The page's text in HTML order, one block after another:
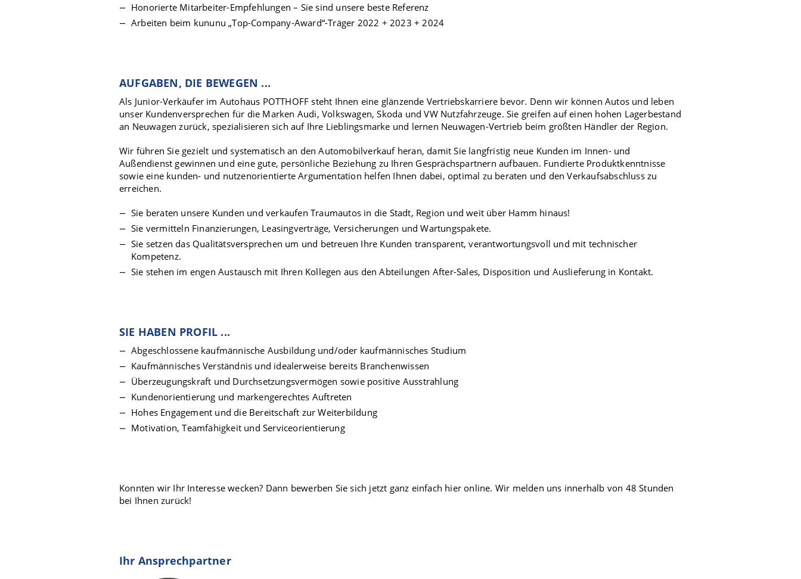
Honorierte Mitarbeiter-Empfehlungen – Sie sind unsere beste Referenz
Arbeiten beim kununu „Top-Company-Award“-Träger 2022 + 2023 + 2024
AUFGABEN, DIE BEWEGEN ...
Als Junior-Verkäufer im Autohaus POTTHOFF steht Ihnen eine glänzende Vertriebskarriere bevor. Denn wir können Autos und leben
unser Kundenversprechen für die Marken Audi, Volkswagen, Skoda und VW Nutzfahrzeuge. Sie greifen auf einen hohen Lagerbestand
an Neuwagen zurück, spezialisieren sich auf Ihre Lieblingsmarke und lernen Neuwagen-Vertrieb beim größten Händler der Region.
Wir führen Sie gezielt und systematisch an den Automobilverkauf heran, damit Sie langfristig neue Kunden im Innen- und
Außendienst gewinnen und eine gute, persönliche Beziehung zu Ihren Gesprächspartnern aufbauen. Fundierte Produktkenntnisse
sowie eine kunden- und nutzenorientierte Argumentation helfen Ihnen dabei, optimal zu beraten und den Verkaufsabschluss zu
erreichen.
Sie beraten unsere Kunden und verkaufen Traumautos in die Stadt, Region und weit über Hamm hinaus!
Sie vermitteln Finanzierungen, Leasingverträge, Versicherungen und Wartungspakete.
Sie setzen das Qualitätsversprechen um und betreuen Ihre Kunden transparent, verantwortungsvoll und mit technischer
Kompetenz.
Sie stehen im engen Austausch mit Ihren Kollegen aus den Abteilungen After-Sales, Disposition und Auslieferung in Kontakt.
SIE HABEN PROFIL ...
Abgeschlossene kaufmännische Ausbildung und/oder kaufmännisches Studium
Kaufmännisches Verständnis und idealerweise bereits Branchenwissen
Überzeugungskraft und Durchsetzungsvermögen sowie positive Ausstrahlung
Kundenorientierung und markengerechtes Auftreten
Hohes Engagement und die Bereitschaft zur Weiterbildung
Motivation, Teamfähigkeit und Serviceorientierung
Konnten wir Ihr Interesse wecken? Dann bewerben Sie sich jetzt ganz einfach hier online. Wir melden uns innerhalb von 48 Stunden
bei Ihnen zurück!
Ihr Ansprechpartner